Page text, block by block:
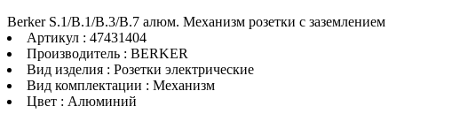
Berker S.1/B.1/B.3/B.7 алюм. Механизм розетки с заземлением
Артикул : 47431404
Производитель : BERKER
Вид изделия : Розетки электрические
Вид комплектации : Механизм
Цвет : Алюминий